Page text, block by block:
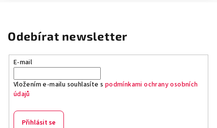
Odebírat newsletter
E-mail
Vložením e-mailu souhlasíte s podmínkami ochrany osobních
údajů
Přihlásit se